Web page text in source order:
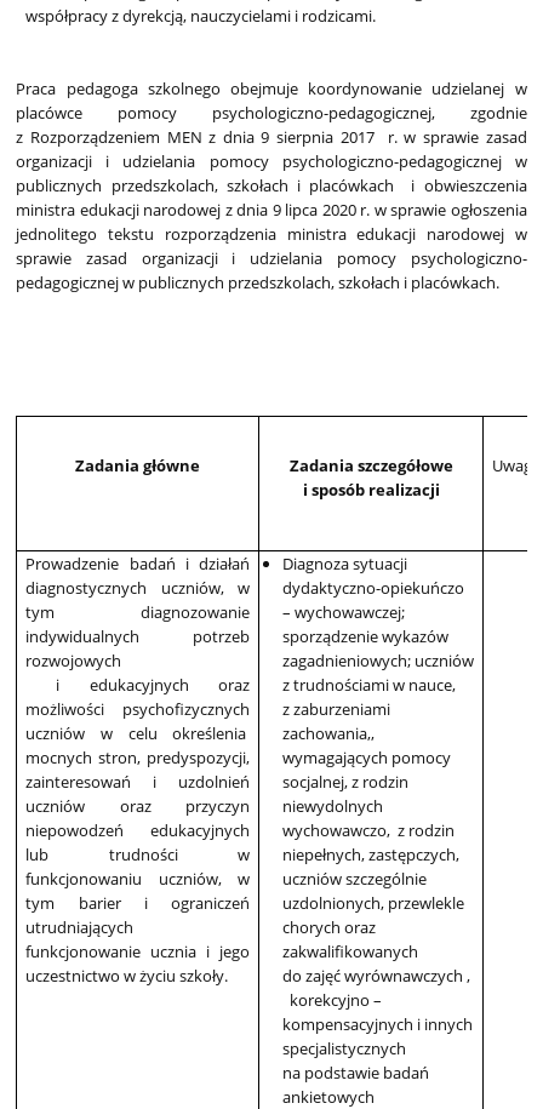
współpracy z dyrekcją, nauczycielami i rodzicami.
Praca pedagoga szkolnego obejmuje koordynowanie udzielanej w
placówce pomocy psychologiczno-pedagogicznej, zgodnie
z Rozporządzeniem MEN z dnia 9 sierpnia 2017 r. w sprawie zasad
organizacji i udzielania pomocy psychologiczno-pedagogicznej w
publicznych przedszkolach, szkołach i placówkach i obwieszczenia
ministra edukacji narodowej z dnia 9 lipca 2020 r. w sprawie ogłoszenia
jednolitego tekstu rozporządzenia ministra edukacji narodowej w
sprawie zasad organizacji i udzielania pomocy psychologiczno-
pedagogicznej w publicznych przedszkolach, szkołach i placówkach.
Zadania główne
Zadania szczegółowe
i sposób realizacji
Uwagi
Prowadzenie badań i działań
diagnostycznych uczniów, w
tym diagnozowanie
indywidualnych potrzeb
rozwojowych
i edukacyjnych oraz
możliwości psychofizycznych
uczniów w celu określenia
mocnych stron, predyspozycji,
zainteresowań i uzdolnień
uczniów oraz przyczyn
niepowodzeń edukacyjnych
lub trudności w
funkcjonowaniu uczniów, w
tym barier i ograniczeń
utrudniających
funkcjonowanie ucznia i jego
uczestnictwo w życiu szkoły.
Diagnoza sytuacji
dydaktyczno-opiekuńczo
– wychowawczej;
sporządzenie wykazów
zagadnieniowych; uczniów
z trudnościami w nauce,
z zaburzeniami
zachowania,,
wymagających pomocy
socjalnej, z rodzin
niewydolnych
wychowawczo, z rodzin
niepełnych, zastępczych,
uczniów szczególnie
uzdolnionych, przewlekle
chorych oraz
zakwalifikowanych
do zajęć wyrównawczych ,
korekcyjno –
kompensacyjnych i innych
specjalistycznych
na podstawie badań
ankietowych